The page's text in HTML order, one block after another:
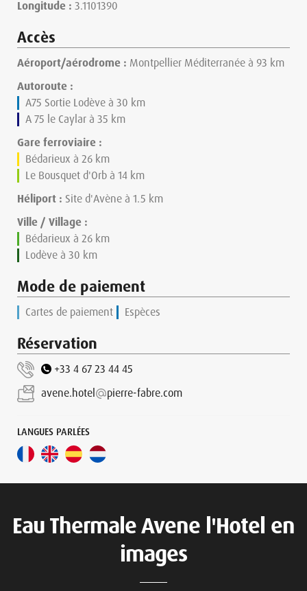
Longitude : 3.1101390
Accès
Aéroport/aérodrome : Montpellier Méditerranée à 93 km
Autoroute :
A75 Sortie Lodève à 30 km
A 75 le Caylar à 35 km
Gare ferroviaire :
Bédarieux à 26 km
Le Bousquet d'Orb à 14 km
Héliport : Site d'Avène à 1.5 km
Ville / Village :
Bédarieux à 26 km
Lodève à 30 km
Mode de paiement
Cartes de paiement Espèces
Réservation
+33 4 67 23 44 45
avene.hotel
pierre-fabre.com
LANGUES PARLÉES
Eau Thermale Avene l'Hotel en
images